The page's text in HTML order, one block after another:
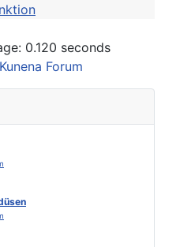
0.120 seconds
Kunena Forum